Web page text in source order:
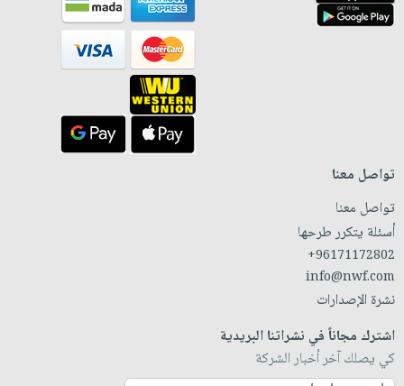
تواصل معنا
تواصل معنا
أسئلة يتكرر طرحها
+96171172802
info@nwf.com
نشرة الإصدارات
اشترك مجاناً في نشراتنا البريدية
كي يصلك آخر أخبار الشركة